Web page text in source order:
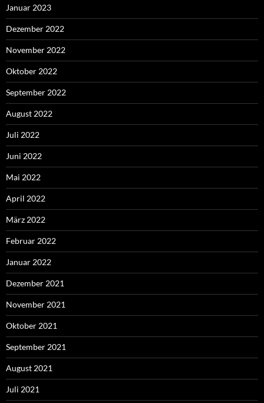
Januar 2023
Dezember 2022
November 2022
Oktober 2022
September 2022
August 2022
Juli 2022
Juni 2022
Mai 2022
April 2022
März 2022
Februar 2022
Januar 2022
Dezember 2021
November 2021
Oktober 2021
September 2021
August 2021
Juli 2021